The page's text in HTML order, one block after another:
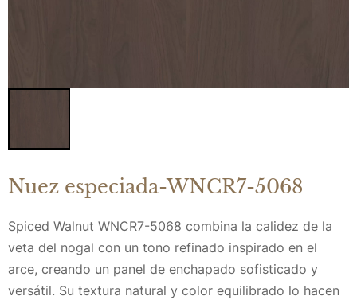
Nuez especiada-WNCR7-5068
Spiced Walnut WNCR7-5068 combina la calidez de la
veta del nogal con un tono refinado inspirado en el
arce, creando un panel de enchapado sofisticado y
versátil. Su textura natural y color equilibrado lo hacen